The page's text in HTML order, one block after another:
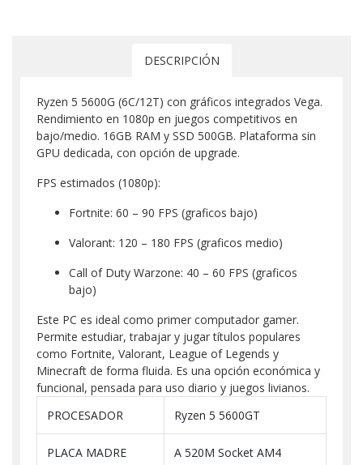
DESCRIPCIÓN
Ryzen 5 5600G (6C/12T) con gráficos integrados Vega.
Rendimiento en 1080p en juegos competitivos en
bajo/medio. 16GB RAM y SSD 500GB. Plataforma sin
GPU dedicada, con opción de upgrade.
FPS estimados (1080p):
Fortnite: 60 – 90 FPS (graficos bajo)
Valorant: 120 – 180 FPS (graficos medio)
Call of Duty Warzone: 40 – 60 FPS (graficos
bajo)
Este PC es ideal como primer computador gamer.
Permite estudiar, trabajar y jugar títulos populares
como Fortnite, Valorant, League of Legends y
Minecraft de forma fluida. Es una opción económica y
funcional, pensada para uso diario y juegos livianos.
PROCESADOR
Ryzen 5 5600GT
PLACA MADRE A 520M Socket AM4